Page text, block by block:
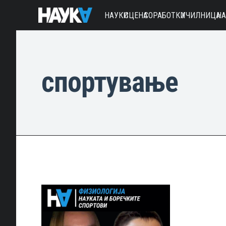
НАУКИСЦЕНАСОРАБОТКИУЧИЛНИЦА
спортување